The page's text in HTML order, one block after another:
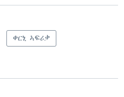
ቀርኒ ኣፍሪቃ